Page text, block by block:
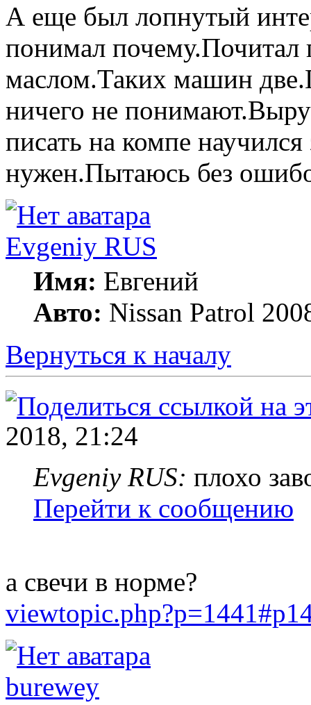
А еще был лопнутый
понимал почему.Почитал
маслом.Таких машин
ничего не
писать на компе
нужен.Пытаюсь без
Evgeniy RUS
Имя: Евгений
Авто: Nissan Patrol
Вернуться к началу
2018, 21:24
Evgeniy RUS: плохо
Перейти к сообщению
а свечи в норме?
burewey